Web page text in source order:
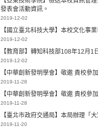
發表會活動資訊。
2019-12-02
【國立臺北科技大學】本校文化事
2019-12-02
【教育部】轉知科技部108年12月
2019-12-02
【中華創新發明學會】敬邀 貴校參
2019-11-28
【中華創新發明學會】敬邀 貴校參
2019-11-28
【臺北市政府交通局】本局辦理「
2019-11-20